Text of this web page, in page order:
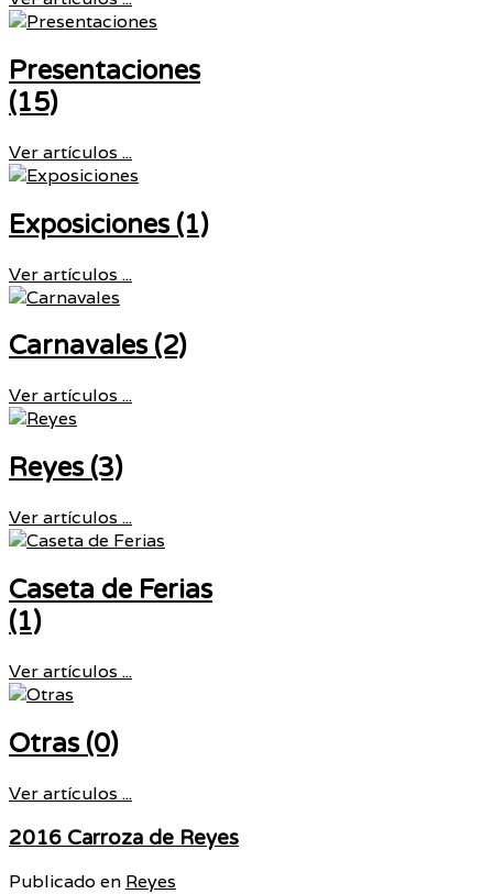
Presentaciones
(15)
Ver artículos ...
Exposiciones (1)
Ver artículos ...
Carnavales (2)
Ver artículos ...
Reyes (3)
Ver artículos ...
Caseta de Ferias
(1)
Ver artículos ...
Otras (0)
Ver artículos ...
2016 Carroza de Reyes
Publicado en Reyes